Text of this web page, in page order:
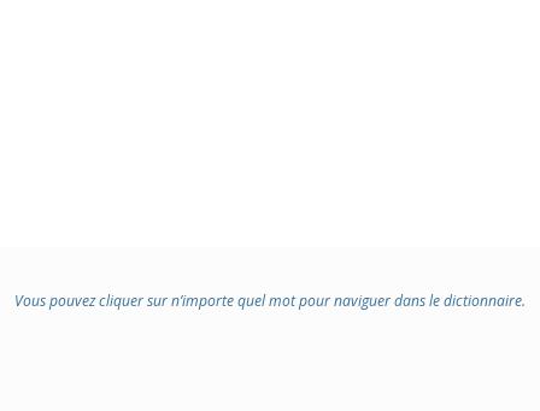
Vous pouvez cliquer sur n’importe quel mot pour naviguer dans le dictionnaire.